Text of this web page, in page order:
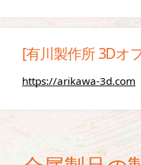
[有川製作所 3Dオ
https://arikawa-3d.com